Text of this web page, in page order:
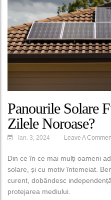
Panourile Solare
Zilele Noroase?
Ian. 3, 2024 Leave A
Din ce în ce mai mulți oameni
solare, și cu motiv întemeiat.
curent, dobândesc
protejarea mediului.